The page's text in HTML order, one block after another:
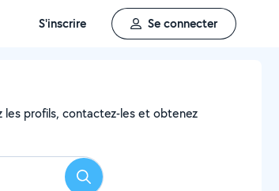
S'inscrire Se connecter
les profils, contactez-les et obtenez
Rechercher